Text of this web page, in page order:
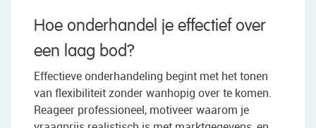
Hoe onderhandel je effectief over
een laag bod?
Effectieve onderhandeling begint met het tonen
van flexibiliteit zonder wanhopig over te komen.
Reageer professioneel, motiveer waarom je